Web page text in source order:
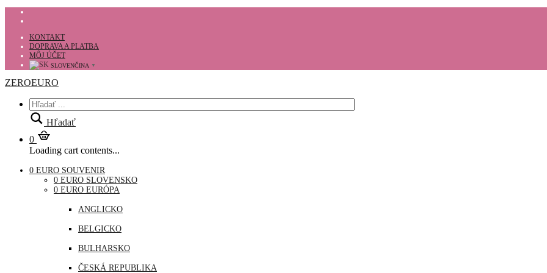
KONTAKT
DOPRAVA A PLATBA
MÔJ ÚČET
SLOVENČINA ▼
ZEROEURO
Hľadať
0
Loading cart contents...
0 EURO SOUVENIR
0 EURO SLOVENSKO
0 EURO EURÓPA
ANGLICKO
BELGICKO
BULHARSKO
ČESKÁ REPUBLIKA